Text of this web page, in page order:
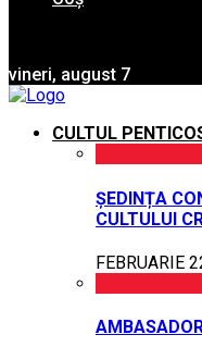
vineri, august 7
CULTUL
ȘEDINȚA
CULTULUI
FEBRUARIE